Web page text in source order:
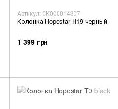
Артикул: СК000014307
Колонка Hopestar H19 черный
1 399 грн